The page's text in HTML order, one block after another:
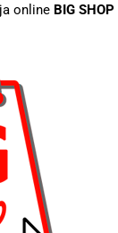
online BIG SHOP